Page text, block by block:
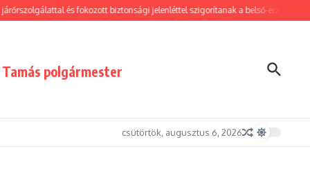
és fokozott biztonsági jelenléttel szigorítanak a belső-erzsébetvárosi
polgármester
csütörtök, augusztus 6, 2026